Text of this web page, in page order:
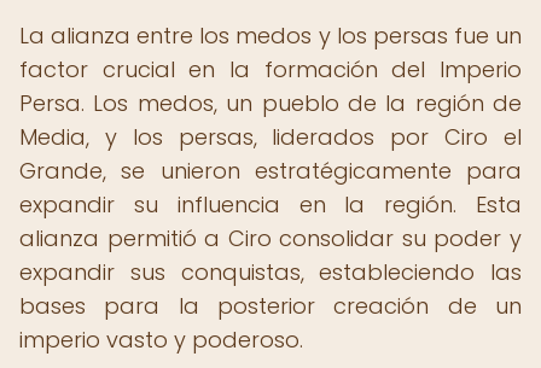
La alianza entre los medos y los persas fue un
factor crucial en la formación del Imperio
Persa. Los medos, un pueblo de la región de
Media, y los persas, liderados por Ciro el
Grande, se unieron estratégicamente para
expandir su influencia en la región. Esta
alianza permitió a Ciro consolidar su poder y
expandir sus conquistas, estableciendo las
bases para la posterior creación de un
imperio vasto y poderoso.